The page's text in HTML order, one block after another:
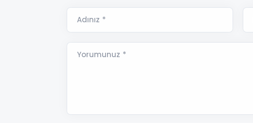
Adınız *
Yorumunuz *